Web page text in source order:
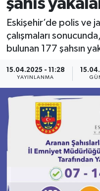
şahıs
Eskişehir’de polis ve
çalışmaları
bulunan 177 şahsın
15.04.2025 - 11:28
YAYINLANMA
EKONOMİ
KÖŞE YAZILARI
KÜLTÜR-SANAT-
MEDYA
ÖZEL HABER
RÖPORTAJLAR
SAĞLIK
Süper Lig Puan
Tüm Manşetler
Son Dakika
Haber Arşivi